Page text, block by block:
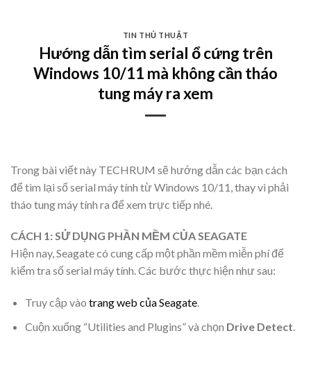
TIN THỦ THUẬT
Hướng dẫn tìm serial ổ cứng trên
Windows 10/11 mà không cần tháo
tung máy ra xem
Trong bài viết này TECHRUM sẽ hướng dẫn các bạn cách
để tìm lại số serial máy tính từ Windows 10/11, thay vì phải
tháo tung máy tính ra để xem trực tiếp nhé.
CÁCH 1: SỬ DỤNG PHẦN MỀM CỦA SEAGATE
Hiện nay, Seagate có cung cấp một phần mềm miễn phí để
kiểm tra số serial máy tính. Các bước thực hiện như sau:
Truy cập vào trang web của Seagate.
Cuộn xuống “Utilities and Plugins” và chọn Drive Detect